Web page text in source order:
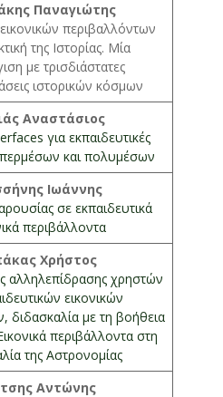
Παναγιώτης
περιβαλλόντων
της Ιστορίας. Μία
με τρισδιάστατες
ιστορικών κόσμων
Αναστάσιος
για εκπαιδευτικές
και πολυμέσων
Ιωάννης
σε εκπαιδευτικά
περιβάλλοντα
Χρήστος
αλληλεπίδρασης χρηστών
εικονικών
διδασκαλία με τη βοήθεια
περιβάλλοντα στη
της Αστρονομίας
Αντώνης